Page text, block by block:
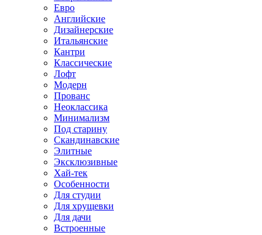
Евро
Английские
Дизайнерские
Итальянские
Кантри
Классические
Лофт
Модерн
Прованс
Неоклассика
Минимализм
Под старину
Скандинавские
Элитные
Эксклюзивные
Хай-тек
Особенности
Для студии
Для хрущевки
Для дачи
Встроенные